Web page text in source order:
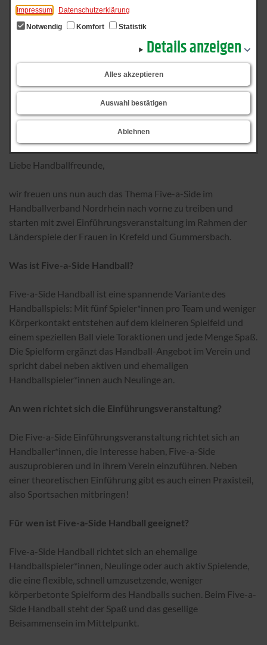
Impressum
Datenschutzerklärung
Notwendig
Komfort Statistik
Details anzeigen
Alles akzeptieren
Auswahl bestätigen
Ablehnen
Liebe Handballfreunde,
wir freuen uns nun auch das Thema Five-a-Side im
Handballverband Nordrhein nach vorne zu treiben und
starten mit zwei Einführungsveranstaltung im Rahmen der
Länderspiele der Frauen in Krefeld und Gummersbach.
Was ist Five-a-Side Handball?
Five-a-Side Handball ist eine spannende Variante des
Handballspiels: Mit fünf Spieler*innen pro Team und weniger
Körperkontakt entstehen auf dem kleineren Spielfeld und
einem speziellen Ball viele Toraktionen und jede Menge Spaß.
Die Spielform ergänzt das Handball-Angebot im Verein und
spricht dabei neben aktiven und ehemaligen
Handballspieler*innen auch Neulinge an.
An wen richtet sich die Einführungsveranstaltung?
Die Five-a-Side Einführungsveranstaltung richtet sich an
Handballer*innen, die Interesse haben, Five-a-Side
auszuprobieren und in ihrem Verein einzuführen. Neben
einer theoretischen Einführung gibt es auch einen Praxisteil,
also Sportsachen mitbringen!
Für wen ist Five-a-Side Handball geeignet?
Five-a-Side Handball richtet sich an ehemalige
Handballspieler*innen, Neulinge oder auch aktiv Spielende,
die eine flexible, schnell umzusetzende, weniger
körperbetonte Spielform des Handballs suchen. Beim Five-a-
Side Handball steht der Spaß und das gesellige
Beisammensein im Mittelpunkt.